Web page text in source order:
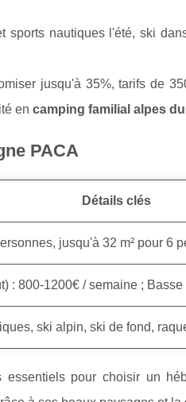
sports nautiques l'été, ski
jusqu'à 35%, tarifs de
en camping familial alpes
PACA
Détails clés
jusqu'à 32 m² pour 6
: 800-1200€ / semaine ;
ski alpin, ski de fond,
pour choisir un